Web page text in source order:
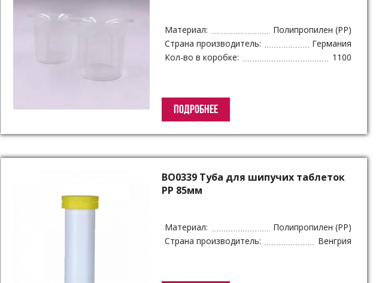
Материал:
Полипропилен (PP)
Страна производитель:
Германия
Кол-во в коробке:
1100
ПОДРОБНЕЕ
BO0339 Туба для шипучих таблеток
PP 85мм
Материал:
Полипропилен (PP)
Страна производитель:
Венгрия